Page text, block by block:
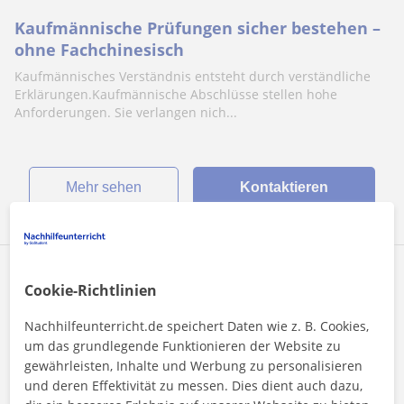
Kaufmännische Prüfungen sicher bestehen –
ohne Fachchinesisch
Kaufmännisches Verständnis entsteht durch verständliche
Erklärungen.Kaufmännische Abschlüsse stellen hohe
Anforderungen. Sie verlangen nich...
Mehr sehen Kontaktieren
10€
Online-Unterricht
Cookie-Richtlinien
Nachhilfeunterricht.de speichert Daten wie z. B. Cookies,
um das grundlegende Funktionieren der Website zu
gewährleisten, Inhalte und Werbung zu personalisieren
und deren Effektivität zu messen. Dies dient auch dazu,